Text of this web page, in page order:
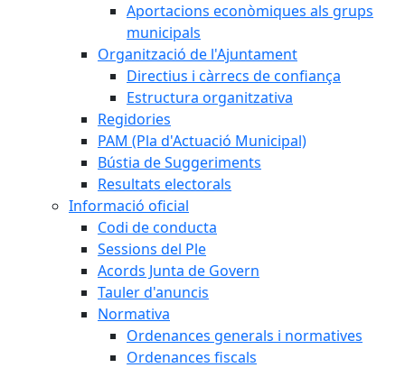
Aportacions econòmiques als grups
municipals
Organització de l'Ajuntament
Directius i càrrecs de confiança
Estructura organitzativa
Regidories
PAM (Pla d'Actuació Municipal)
Bústia de Suggeriments
Resultats electorals
Informació oficial
Codi de conducta
Sessions del Ple
Acords Junta de Govern
Tauler d'anuncis
Normativa
Ordenances generals i normatives
Ordenances fiscals